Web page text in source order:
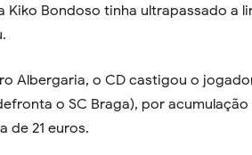
Kiko Bondoso tinha ultrapassado a
Albergaria, o CD castigou o
o SC Braga), por
de 21 euros.